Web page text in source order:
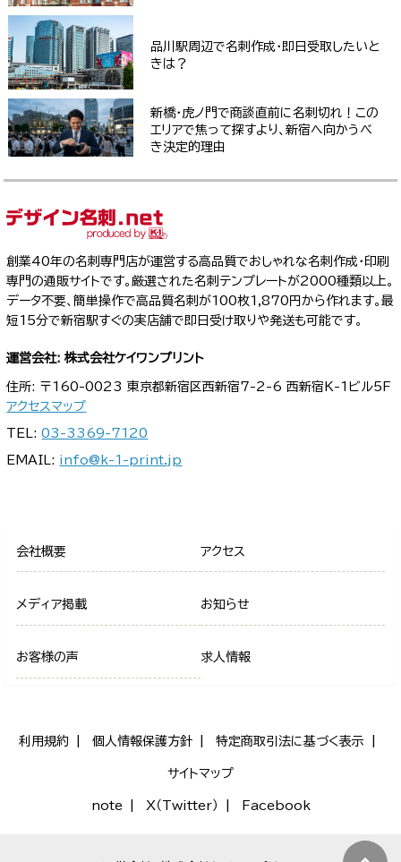
品川駅周辺で名刺作成・即日受取したいと
きは？
新橋・虎ノ門で商談直前に名刺切れ！この
エリアで焦って探すより、新宿へ向かうべ
き決定的理由
創業40年の名刺専門店が運営する高品質でおしゃれな名刺作成・印刷
専門の通販サイトです。厳選された名刺テンプレートが2000種類以上。
データ不要、簡単操作で高品質名刺が100枚1,870円から作れます。最
短15分で新宿駅すぐの実店舗で即日受け取りや発送も可能です。
運営会社: 株式会社ケイワンプリント
住所: 〒160-0023 東京都新宿区西新宿7-2-6 西新宿K-1ビル5F
アクセスマップ
TEL:03-3369-7120
EMAIL: info@k-1-print.jp
会社概要 アクセス
メディア掲載 お知らせ
お客様の声 求人情報
利用規約 個人情報保護方針 特定商取引法に基づく表示
サイトマップ
note X（Twitter） Facebook